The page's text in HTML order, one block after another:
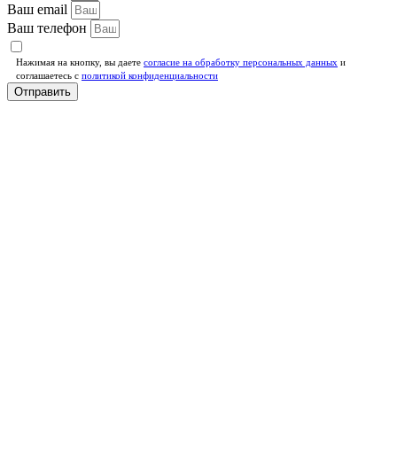
Ваш email
Ваш телефон
Нажимая на кнопку, вы даете согласие на обработку персональных данных и
соглашаетесь c политикой конфиденциальности
Отправить